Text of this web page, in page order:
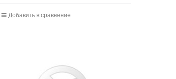
Добавить в сравнение